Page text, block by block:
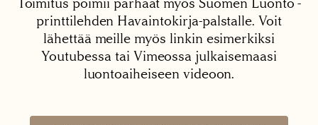
Toimitus poimii parhaat myös Suomen Luonto -
printtilehden Havaintokirja-palstalle. Voit
lähettää meille myös linkin esimerkiksi
Youtubessa tai Vimeossa julkaisemaasi
luontoaiheiseen videoon.